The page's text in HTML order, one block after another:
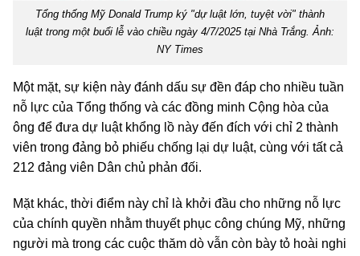
Tổng thống Mỹ Donald Trump ký "dự luật lớn, tuyệt vời" thành
luật trong một buổi lễ vào chiều ngày 4/7/2025 tại Nhà Trắng. Ảnh:
NY Times
Một mặt, sự kiện này đánh dấu sự đền đáp cho nhiều tuần
nỗ lực của Tổng thống và các đồng minh Cộng hòa của
ông để đưa dự luật khổng lồ này đến đích với chỉ 2 thành
viên trong đảng bỏ phiếu chống lại dự luật, cùng với tất cả
212 đảng viên Dân chủ phản đối.
Mặt khác, thời điểm này chỉ là khởi đầu cho những nỗ lực
của chính quyền nhằm thuyết phục công chúng Mỹ, những
người mà trong các cuộc thăm dò vẫn còn bày tỏ hoài nghi